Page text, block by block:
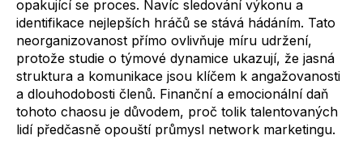
opakující se proces. Navíc sledování výkonu a
identifikace nejlepších hráčů se stává hádáním. Tato
neorganizovanost přímo ovlivňuje míru udržení,
protože studie o týmové dynamice ukazují, že jasná
struktura a komunikace jsou klíčem k angažovanosti
a dlouhodobosti členů. Finanční a emocionální daň
tohoto chaosu je důvodem, proč tolik talentovaných
lidí předčasně opouští průmysl network marketingu.